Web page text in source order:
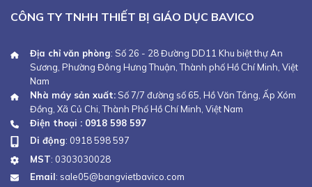
CÔNG TY TNHH THIẾT BỊ GIÁO DỤC BAVICO
Địa chỉ văn phòng: Số 26 - 28 Đường DD11 Khu biệt thự An
Sương, Phường Đông Hưng Thuận, Thành phố Hồ Chí Minh, Việt
Nam
Nhà máy sản xuất: Số 7/7 đường số 65, Hồ Văn Tắng, Ấp Xóm
Đồng, Xã Củ Chi, Thành Phố Hồ Chí Minh, Việt Nam
Điện thoại : 0918 598 597
Di động: 0918 598 597
MST: 0303030028
Email: sale05@bangvietbavico.com